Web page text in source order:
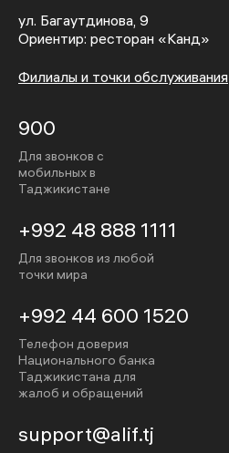
ул. Багаутдинова, 9
Ориентир: ресторан «Канд»
Филиалы и точки обслуживания
900
Для звонков с
мобильных в
Таджикистане
+992 48 888 1111
Для звонков из любой
точки мира
+992 44 600 1520
Телефон доверия
Национального банка
Таджикистана для
жалоб и обращений
support@alif.tj